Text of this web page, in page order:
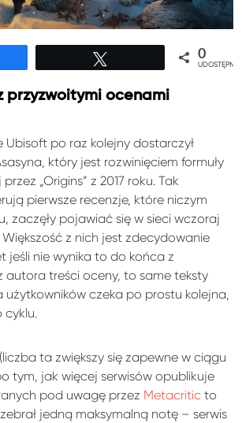
0
przyzwoitymi ocenami
po raz kolejny dostarczył
który jest rozwinięciem formuły
„Origins” z 2017 roku. Tak
pierwsze recenzje, które niczym
zaczęły pojawiać się w sieci wczoraj
Większość z nich jest zdecydowanie
jeśli nie wynika to do końca z
autora treści oceny, to same teksty
użytkowników czeka po prostu kolejna,
cyklu.
ta zwiększy się zapewne w ciągu
tym, jak więcej serwisów opublikuje
pod uwagę przez Metacritic to
jedną maksymalną notę – serwis